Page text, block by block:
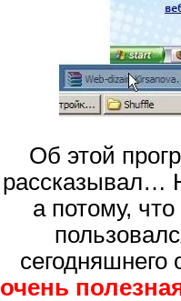
Об этой
рассказывал…
а потому,
сегодняшнего
очень